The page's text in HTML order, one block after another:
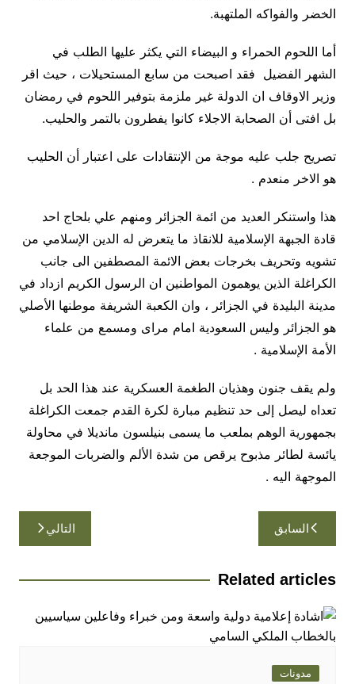
الخضر والفواكه الملتهبة.
أما اللحوم الحمراء و البيضاء التي يكثر عليها الطلب في
الشهر الفضيل فقد اصبحت من سابع المستحيلات ، حيث اقر
وزير الاوقاف ان الدولة غير ملزمة بتوفير اللحوم في رمضان
بل افتى أن الصحابة الاجلاء كانوا يفطرون بالتمر والحليب.
تصريح جلب عليه موجة من الإنتقادات على اعتبار أن الحليب
هو الاخر منعدم .
هذا واستنكر العديد من ائمة الجزائر ومنهم علي بلحاج احد
قادة الجبهة الإسلامية للانقاذ ما يتعرض له الدين الإسلامي من
تشويه وتحريف بخرجات بعض الائمة المصطفين الى جانب
الكراغلة الذين يوهمون المواطنين ان الرسول الكريم ازداد في
مدينة البليدة في الجزائر ، وان الكعبة الشريفة موطنها الأصلي
هو الجزائر وليس السعودية امام مراى ومسمع من علماء
الأمة الإسلامية .
ولم يقف جنون وهذيان الطغمة العسكرية عند هذا الحد بل
تعداه ليصل إلى حد تنظيم مبارة لكرة القدم جمعت الكراغلة
بجمهورية الوهم بملعب ما يسمى بنيلسون مانديلا في محاولة
يائسة لطائر مذبوح يرقص من شدة الألم والضربات الموجعة
الموجهة اليه .
تصفّح
المقالات
السابق التالي
Related articles
مدونات